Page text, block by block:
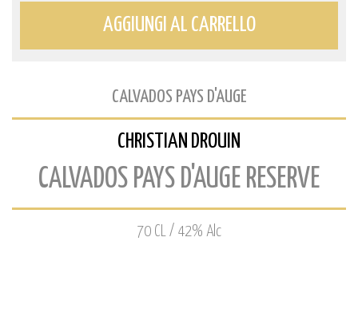
AGGIUNGI AL CARRELLO
CALVADOS PAYS D'AUGE
CHRISTIAN DROUIN
CALVADOS PAYS D'AUGE RESERVE
70 CL / 42% Alc